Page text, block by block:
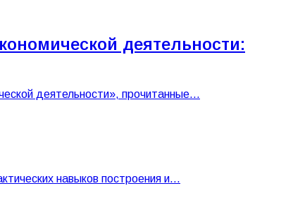
деятельности:
деятельности», прочитанные…
навыков построения и…